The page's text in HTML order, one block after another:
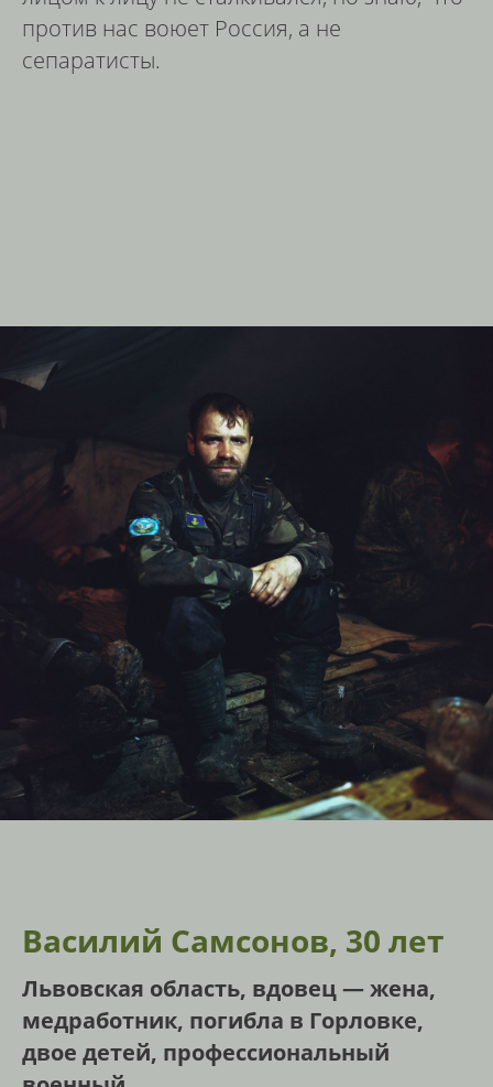
против нас воюет Россия, а не
сепаратисты.
Василий Самсонов, 30 лет
Львовская область, вдовец — жена,
медработник, погибла в Горловке,
двое детей, профессиональный